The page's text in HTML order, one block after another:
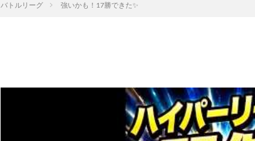
バトルリーグ 強いかも！17勝できた✨